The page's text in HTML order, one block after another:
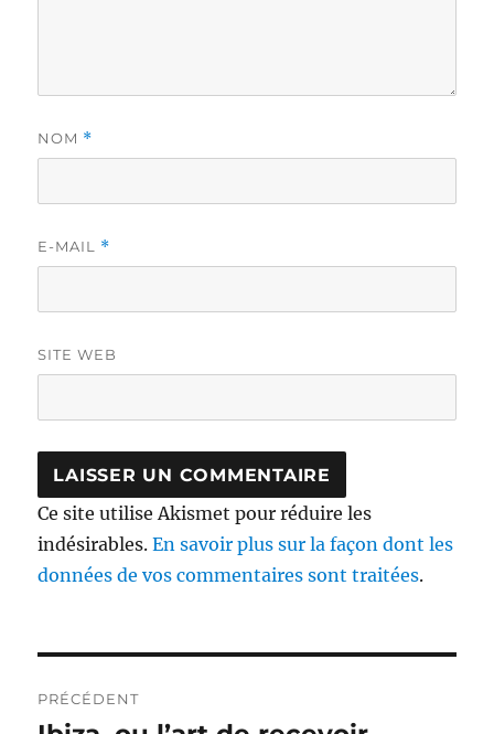
NOM *
E-MAIL *
SITE WEB
Ce site utilise Akismet pour réduire les
indésirables.En savoir plus sur la façon dont les
données de vos commentaires sont traitées.
de
PRÉCÉDENT